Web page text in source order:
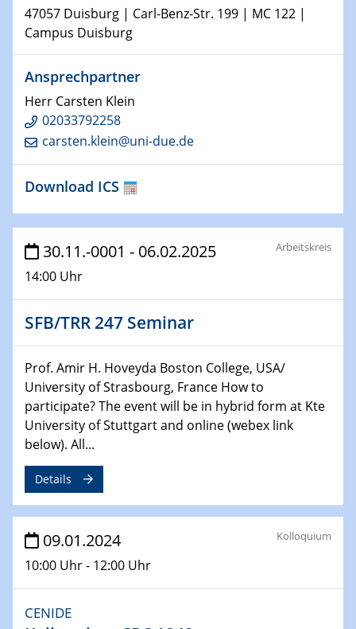
Chemie für die Wasserforschung
23.01.2024
Kolloquium CRC 1242
24.01.2024
Bewerbungsvorrtag Besetzung W3-Professur
Technische Chemie – Technisch-Makromolekulare
Chemie für die Wasserforschung
29.01.2024
Bewerbungsvorrtag Besetzung W3-Professur
Chemie für die Wasserforschung
29.01.2024
Bewerbungsvorrtag Besetzung W3-Professur
Technische Chemie – Technisch-Makromolekulare
Chemie für die Wasserforschung
29.01.2024
Bewerbungsvorrtag Besetzung W3-Professur
Technische Chemie – Technisch-Makromolekulare
Chemie für die Wasserforschung
WIN & CENIDE Seminar Series on 2D-
MATURE
ICAN Nutzertreffen
47057 Duisburg | Carl-Benz-Str. 199 | MC 122 |
Campus Duisburg
Ansprechpartner
Herr Carsten Klein
02033792258
carsten.klein@uni-due.de
Download ICS
30.11.-0001 - 06.02.2025
14:00 Uhr
Arbeitskreis
SFB/TRR 247 Seminar
Prof. Amir H. Hoveyda Boston College, USA/
University of Strasbourg, France How to
participate? The event will be in hybrid form at Kte
University of Stuttgart and online (webex link
below). All...
Details
09.01.2024
10:00 Uhr - 12:00 Uhr
Kolloquium
CENIDE